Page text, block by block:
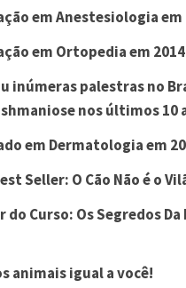
em Anestesiologia em
em Ortopedia em
inúmeras palestras no
nos últimos 10
em Dermatologia em
Seller: O Cão Não é o
do Curso: Os Segredos
animais igual a você!